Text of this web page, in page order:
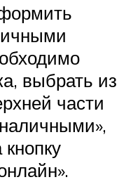
выбрать из
части